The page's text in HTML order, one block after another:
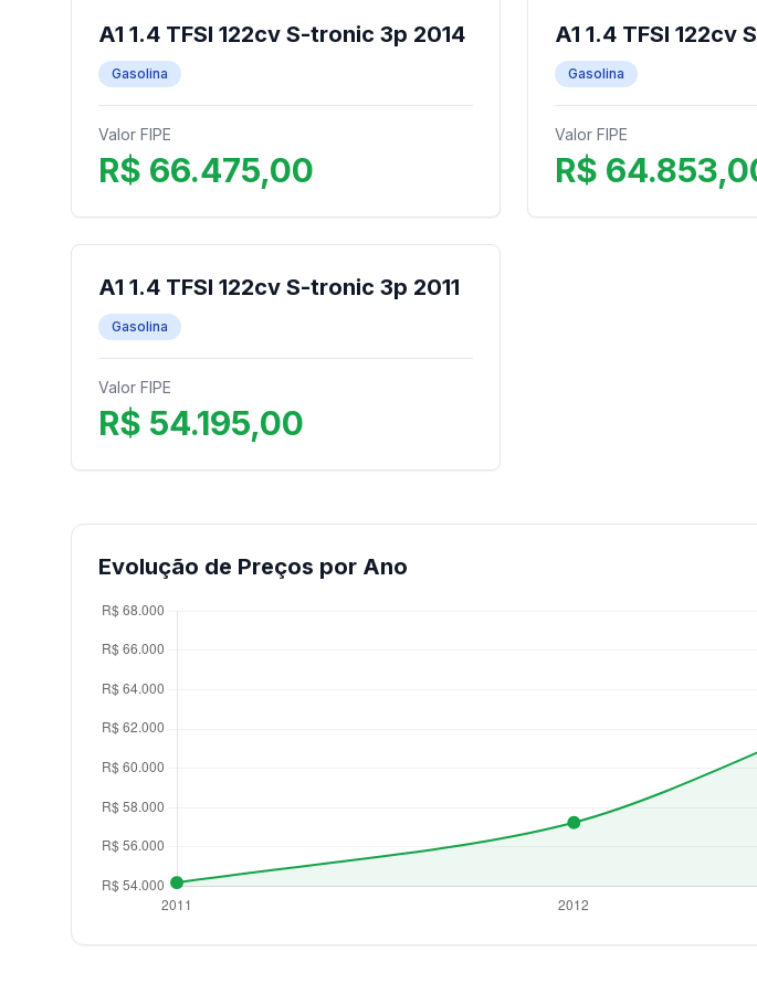
A1 1.4 TFSI 122cv S-tronic 3p 2014
Gasolina
Valor FIPE
R$ 66.475,00
A1 1.4 TFSI 122cv
Gasolina
Valor FIPE
R$
A1 1.4 TFSI 122cv S-tronic 3p 2011
Gasolina
Valor FIPE
R$ 54.195,00
Evolução de Preços por Ano